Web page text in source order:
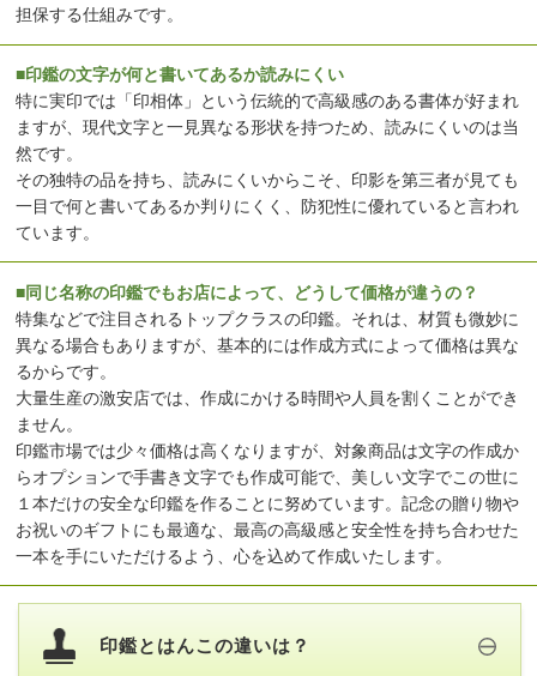
担保する仕組みです。
■印鑑の文字が何と書いてあるか読みにくい
特に実印では「印相体」という伝統的で高級感のある書体が好まれ
ますが、現代文字と一見異なる形状を持つため、読みにくいのは当
然です。
その独特の品を持ち、読みにくいからこそ、印影を第三者が見ても
一目で何と書いてあるか判りにくく、防犯性に優れていると言われ
ています。
■同じ名称の印鑑でもお店によって、どうして価格が違うの？
特集などで注目されるトップクラスの印鑑。それは、材質も微妙に
異なる場合もありますが、基本的には作成方式によって価格は異な
るからです。
大量生産の激安店では、作成にかける時間や人員を割くことができ
ません。
印鑑市場では少々価格は高くなりますが、対象商品は文字の作成か
らオプションで手書き文字でも作成可能で、美しい文字でこの世に
１本だけの安全な印鑑を作ることに努めています。記念の贈り物や
お祝いのギフトにも最適な、最高の高級感と安全性を持ち合わせた
一本を手にいただけるよう、心を込めて作成いたします。
印鑑とはんこの違いは？